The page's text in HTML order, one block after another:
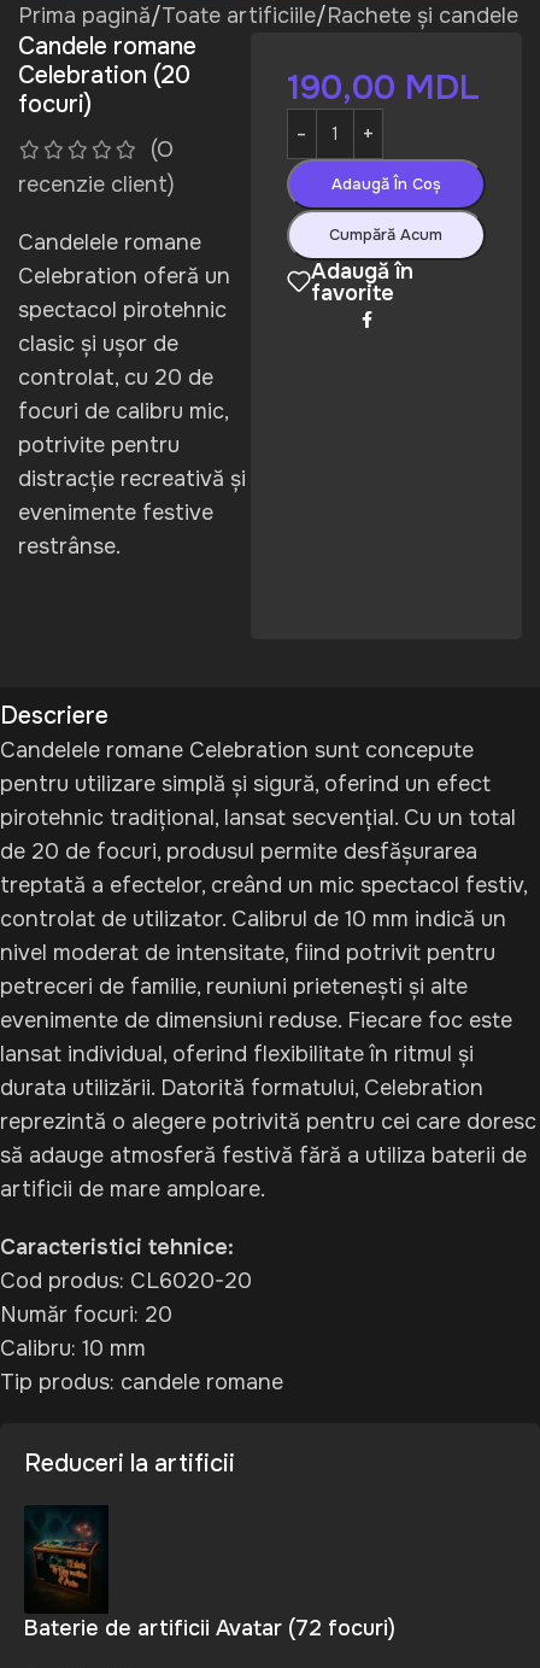
Prima pagină/Toate artificiile/Rachete și candele
Candele romane
Celebration (20
focuri)
(O
recenzie client)
Candelele romane
Celebration oferă un
spectacol pirotehnic
clasic și ușor de
controlat, cu 20 de
focuri de calibru mic,
potrivite pentru
distracție recreativă și
evenimente festive
restrânse.
190,00 MDL
Adaugă În Coș
Cumpără Acum
Adaugă în
favorite
Descriere
Candelele romane Celebration sunt concepute
pentru utilizare simplă și sigură, oferind un efect
pirotehnic tradițional, lansat secvențial. Cu un total
de 20 de focuri, produsul permite desfășurarea
treptată a efectelor, creând un mic spectacol festiv,
controlat de utilizator. Calibrul de 10 mm indică un
nivel moderat de intensitate, fiind potrivit pentru
petreceri de familie, reuniuni prietenești și alte
evenimente de dimensiuni reduse. Fiecare foc este
lansat individual, oferind flexibilitate în ritmul și
durata utilizării. Datorită formatului, Celebration
reprezintă o alegere potrivită pentru cei care doresc
să adauge atmosferă festivă fără a utiliza baterii de
artificii de mare amploare.
Caracteristici tehnice:
Cod produs: CL6020-20
Număr focuri: 20
Calibru: 10 mm
Tip produs: candele romane
Reduceri la artificii
Baterie de artificii Avatar (72 focuri)